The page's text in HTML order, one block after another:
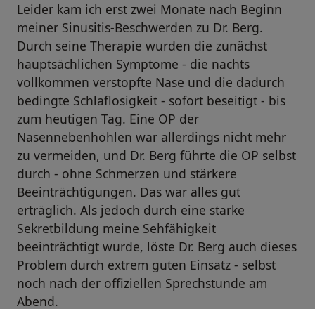
Leider kam ich erst zwei Monate nach Beginn
meiner Sinusitis-Beschwerden zu Dr. Berg.
Durch seine Therapie wurden die zunächst
hauptsächlichen Symptome - die nachts
vollkommen verstopfte Nase und die dadurch
bedingte Schlaflosigkeit - sofort beseitigt - bis
zum heutigen Tag. Eine OP der
Nasennebenhöhlen war allerdings nicht mehr
zu vermeiden, und Dr. Berg führte die OP selbst
durch - ohne Schmerzen und stärkere
Beeinträchtigungen. Das war alles gut
erträglich. Als jedoch durch eine starke
Sekretbildung meine Sehfähigkeit
beeinträchtigt wurde, löste Dr. Berg auch dieses
Problem durch extrem guten Einsatz - selbst
noch nach der offiziellen Sprechstunde am
Abend.